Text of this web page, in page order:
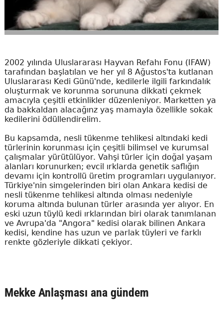
2002 yılında Uluslararası Hayvan Refahı Fonu (IFAW)
tarafından başlatılan ve her yıl 8 Ağustos'ta kutlanan
Uluslararası Kedi Günü'nde, kedilerle ilgili farkındalık
oluşturmak ve korunma sorununa dikkati çekmek
amacıyla çeşitli etkinlikler düzenleniyor. Marketten ya
da bakkaldan alacağınz yaş mamayla özellikle sokak
kedilerini ödüllendirelim.
Bu kapsamda, nesli tükenme tehlikesi altındaki kedi
türlerinin korunması için çeşitli bilimsel ve kurumsal
çalışmalar yürütülüyor. Vahşi türler için doğal yaşam
alanları korunurken; evcil ırklarda genetik saflığın
devamı için kontrollü üretim programları uygulanıyor.
Türkiye'nin simgelerinden biri olan Ankara kedisi de
nesli tükenme tehlikesi altında olması nedeniyle
koruma altında bulunan türler arasında yer alıyor. En
eski uzun tüylü kedi ırklarından biri olarak tanımlanan
ve Avrupa'da "Angora" kedisi olarak bilinen Ankara
kedisi, kendine has uzun ve parlak tüyleri ve farklı
renkte gözleriyle dikkati çekiyor.
Mekke Anlaşması ana gündem